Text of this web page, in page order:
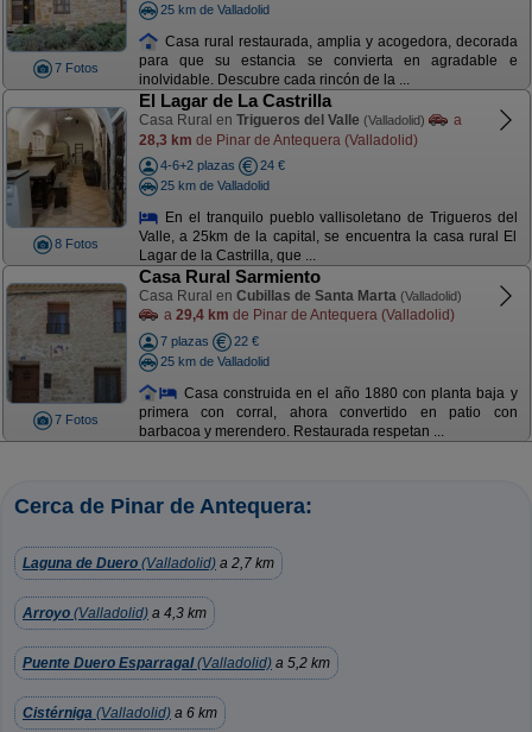
7 Fotos
25 km de Valladolid
Casa rural restaurada, amplia y acogedora, decorada
para que su estancia se convierta en agradable e
inolvidable. Descubre cada rincón de la ...
8 Fotos
El Lagar de La Castrilla
Casa Rural en Trigueros del Valle (Valladolid)
a
28,3 km de Pinar de Antequera (Valladolid)
4-6+2 plazas
24 €
25 km de Valladolid
En el tranquilo pueblo vallisoletano de Trigueros del
Valle, a 25km de la capital, se encuentra la casa rural El
Lagar de la Castrilla, que ...
7 Fotos
Casa Rural Sarmiento
Casa Rural en Cubillas de Santa Marta (Valladolid)
a 29,4 km de Pinar de Antequera (Valladolid)
7 plazas
22 €
25 km de Valladolid
Casa construida en el año 1880 con planta baja y
primera con corral, ahora convertido en patio con
barbacoa y merendero. Restaurada respetan ...
Cerca de Pinar de Antequera:
Laguna de Duero (Valladolid) a 2,7 km
Arroyo (Valladolid) a 4,3 km
Puente Duero Esparragal(Valladolid) a 5,2 km
Cistérniga (Valladolid) a 6 km